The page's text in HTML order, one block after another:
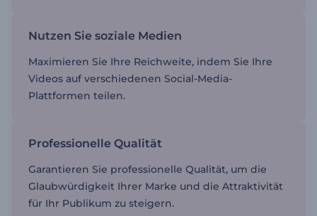
Nutzen Sie soziale Medien
Maximieren Sie Ihre Reichweite, indem Sie Ihre
Videos auf verschiedenen Social-Media-
Plattformen teilen.
Professionelle Qualität
Garantieren Sie professionelle Qualität, um die
Glaubwürdigkeit Ihrer Marke und die Attraktivität
für Ihr Publikum zu steigern.